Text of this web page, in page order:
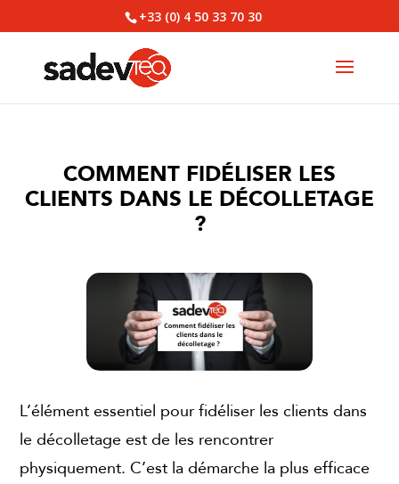
+33 (0) 4 50 33 70 30
COMMENT FIDÉLISER LES
CLIENTS DANS LE DÉCOLLETAGE
?
L’élément essentiel pour fidéliser les clients dans
le décolletage est de les rencontrer
physiquement. C’est la démarche la plus efficace